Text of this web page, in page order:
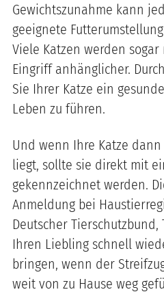
Gewichtszunahme kann
geeignete
Viele Katzen werden
Eingriff anhänglicher.
Sie Ihrer Katze ein
Leben zu führen.
Und wenn Ihre Katze
liegt, sollte sie direkt mit
gekennzeichnet werden.
Anmeldung bei
Deutscher Tierschutzbund,
Ihren Liebling schnell
bringen, wenn der
weit von zu Hause weg